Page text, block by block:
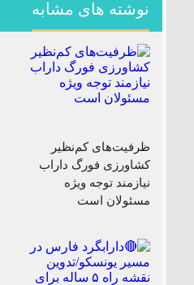
نوشته های مشابه
ظرفیت‌های کم‌نظیر
کشاورزی فورگ داراب
نیازمند توجه ویژه
مسئولان است